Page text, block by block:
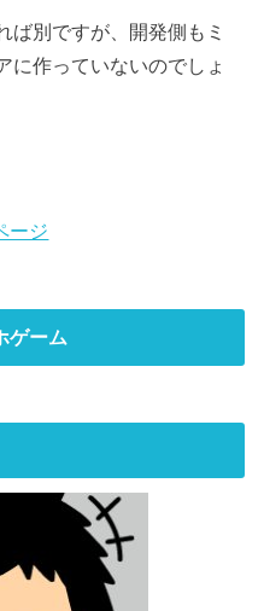
ば別ですが、開発側もミ
に作っていないのでしょ
ージ
ゲーム